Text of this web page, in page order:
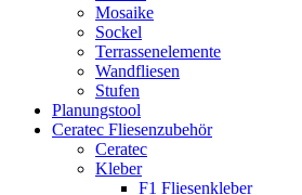
Mosaike
Sockel
Terrassenelemente
Wandfliesen
Stufen
Planungstool
Ceratec Fliesenzubehör
Ceratec
Kleber
F1 Fliesenkleber